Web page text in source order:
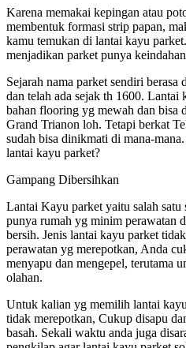
Karena memakai kepingan atau
membentuk formasi strip papan,
kamu temukan di lantai kayu
menjadikan parket punya
Sejarah nama parket sendiri
dan telah ada sejak th 1600. Lantai
bahan flooring yg mewah dan bisa
Grand Trianon loh. Tetapi berkat
sudah bisa dinikmati di mana-
lantai kayu parket?
Gampang Dibersihkan
Lantai Kayu parket yaitu salah
punya rumah yg minim perawatan
bersih. Jenis lantai kayu parket
perawatan yg merepotkan, Anda
menyapu dan mengepel, terutama
olahan.
Untuk kalian yg memilih lantai
tidak merepotkan, Cukup disapu
basah. Sekali waktu anda juga